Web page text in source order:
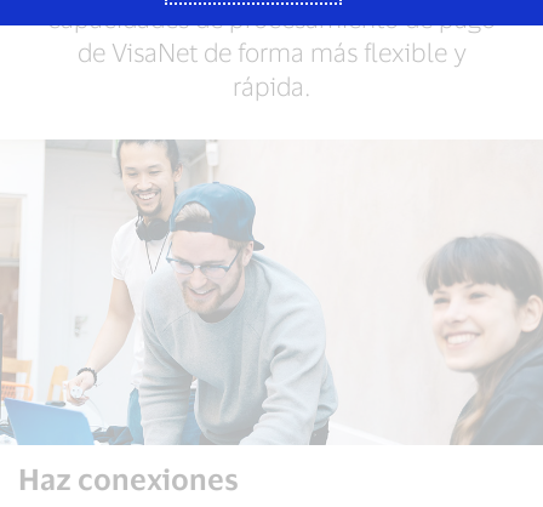
capacidades de procesamiento de pago
de VisaNet de forma más flexible y
rápida.
Haz conexiones